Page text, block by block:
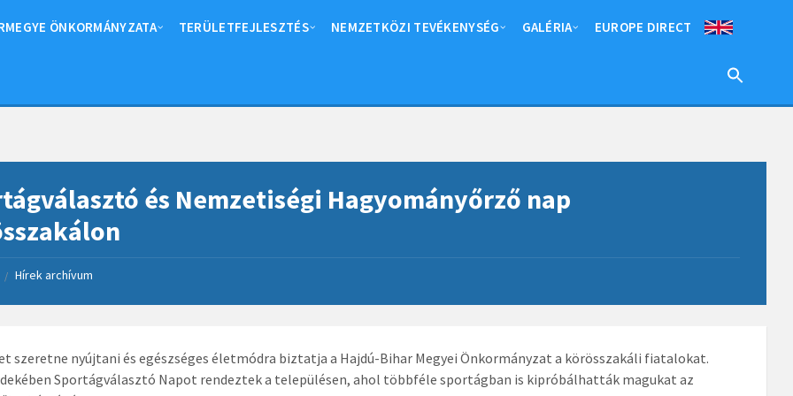
ÖNKORMÁNYZATA TERÜLETFEJLESZTÉS NEMZETKÖZI TEVÉKENYSÉG GALÉRIA EUROPE DIRECT
és Nemzetiségi Hagyományőrző nap
/ Hírek archívum
szeretne nyújtani és egészséges életmódra biztatja a Hajdú-Bihar Megyei Önkormányzat a körösszakáli fiatalokat.
Sportágválasztó Napot rendeztek a településen, ahol többféle sportágban is kipróbálhatták magukat az